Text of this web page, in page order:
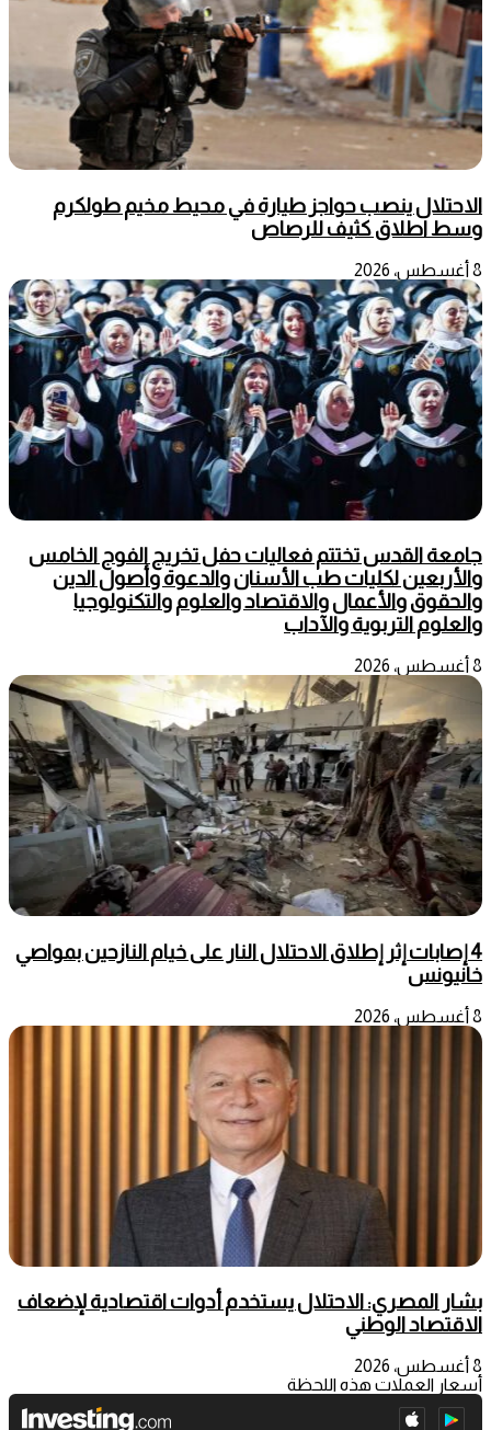
الاحتلال ينصب حواجز طيارة في محيط مخيم طولكرم
وسط اطلاق كثيف للرصاص
8 أغسطس، 2026
جامعة القدس تختتم فعاليات حفل تخريج الفوج الخامس
والأربعين لكليات طب الأسنان والدعوة وأصول الدين
والحقوق والأعمال والاقتصاد والعلوم والتكنولوجيا
والعلوم التربوية والآداب
8 أغسطس، 2026
4 إصابات إثر إطلاق الاحتلال النار على خيام النازحين بمواصي
خانيونس
8 أغسطس، 2026
بشار المصري: الاحتلال يستخدم أدوات اقتصادية لإضعاف
الاقتصاد الوطني
8 أغسطس، 2026
أسعار العملات هذه اللحظة